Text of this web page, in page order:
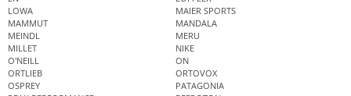
LOWA
MAIER SPORTS
MAMMUT
MANDALA
MEINDL
MERU
MILLET
NIKE
O'NEILL
ON
ORTLIEB
ORTOVOX
OSPREY
PATAGONIA